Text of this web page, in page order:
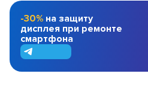
-30% на защиту
дисплея при ремонте
смартфона